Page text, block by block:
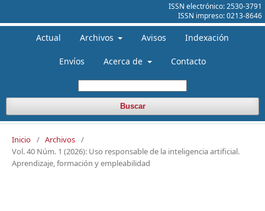
ISSN electrónico: 2530-3791
ISSN impreso:0213-8646
Actual Archivos Avisos Indexación
Envíos Acerca de Contacto
Buscar
Inicio / Archivos /
Vol. 40 Núm. 1 (2026): Uso responsable de la inteligencia artificial.
Aprendizaje, formación y empleabilidad